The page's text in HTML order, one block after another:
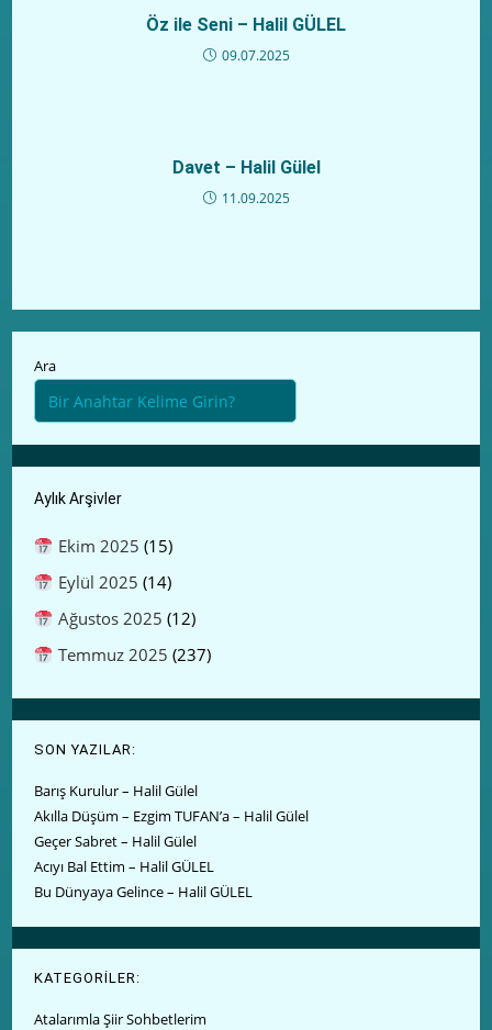
Öz ile Seni – Halil GÜLEL
09.07.2025
Davet – Halil Gülel
11.09.2025
Ara
Aylık Arşivler
Ekim 2025 (15)
Eylül 2025 (14)
Ağustos 2025 (12)
Temmuz 2025 (237)
SON YAZILAR:
Barış Kurulur – Halil Gülel
Akılla Düşüm – Ezgim TUFAN’a – Halil Gülel
Geçer Sabret – Halil Gülel
Acıyı Bal Ettim – Halil GÜLEL
Bu Dünyaya Gelince – Halil GÜLEL
KATEGORİLER:
Atalarımla Şiir Sohbetlerim